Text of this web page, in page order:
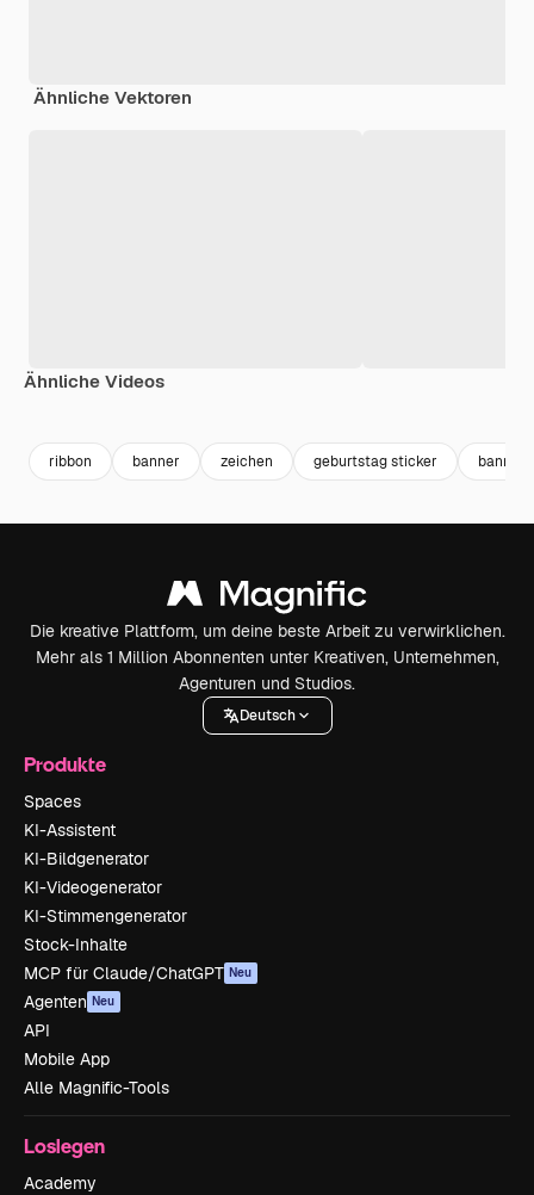
Ähnliche Vektoren
Ähnliche Videos
ribbon banner zeichen geburtstag sticker banner
Die kreative Plattform, um deine beste Arbeit zu verwirklichen.
Mehr als 1 Million Abonnenten unter Kreativen, Unternehmen,
Agenturen und Studios.
Deutsch
Produkte
Spaces
KI-Assistent
KI-Bildgenerator
KI-Videogenerator
KI-Stimmengenerator
Stock-Inhalte
MCP für Claude/ChatGPT Neu
Agenten Neu
API
Mobile App
Alle Magnific-Tools
Loslegen
Academy